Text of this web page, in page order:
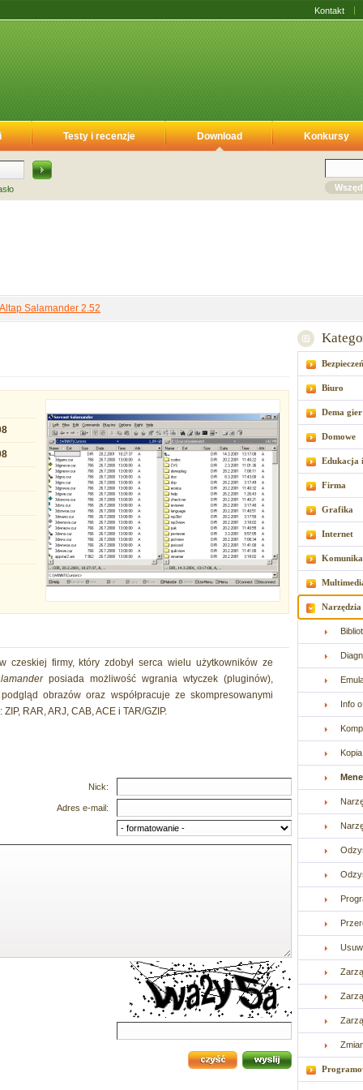
Kontakt
Testy i recenzje Download Konkursy
Altap Salamander 2.52
czeskiej firmy, który zdobył serca wielu użytkowników ze
posiada możliwość wgrania wtyczek (pluginów),
obrazów oraz współpracuje ze skompresowanymi
RAR, ARJ, CAB, ACE i TAR/GZIP.
Nick:
Adres e-mail:
Biuro
Dema gier
Domowe
Edukacja
Firma
Grafika
Internet
Narzędzia
Info